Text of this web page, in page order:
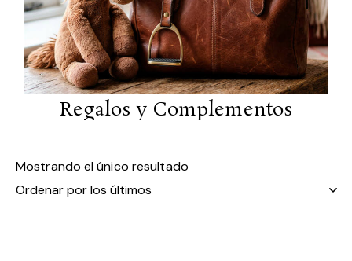
Regalos y Complementos
Mostrando el único resultado